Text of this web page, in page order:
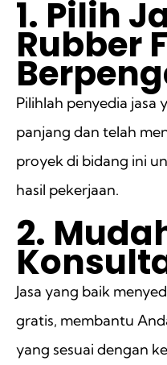
1. Pilih
Rubber
Pilihlah penyedia jasa
panjang dan telah
proyek di bidang ini
hasil pekerjaan.
2.
Jasa yang baik
gratis, membantu
yang sesuai dengan